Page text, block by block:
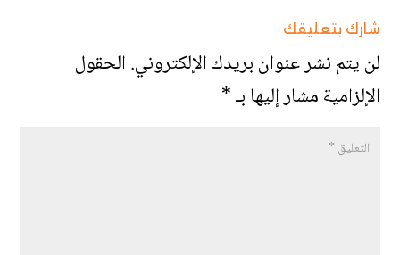
شارك بتعليقك
لن يتم نشر عنوان بريدك الإلكتروني.الحقول
الإلزامية مشار إليها بـ*